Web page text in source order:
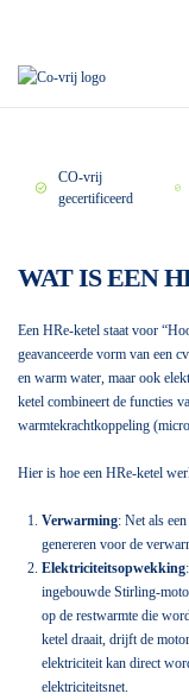
CO-vrij
gecertificeerd
WAT IS EEN
Een HRe-ketel staat voor
geavanceerde vorm van een
en warm water, maar ook
ketel combineert de functies
warmtekrachtkoppeling
Hier is hoe een HRe-ketel
Verwarming: Net als
genereren voor de
Elektriciteitsopwekking
ingebouwde Stirling-
op de restwarmte die
ketel draait, drijft de
elektriciteit kan direct
elektriciteitsnet.